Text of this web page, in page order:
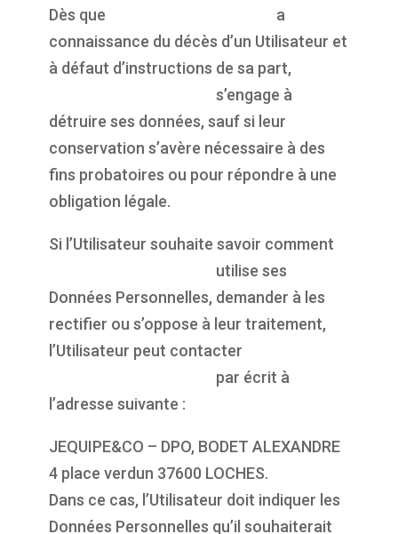
Dès que
a
connaissance du décès d’un Utilisateur et
à défaut d’instructions de sa part,
s’engage à
détruire ses données, sauf si leur
conservation s’avère nécessaire à des
fins probatoires ou pour répondre à une
obligation légale.
Si l’Utilisateur souhaite savoir comment
utilise ses
Données Personnelles, demander à les
rectifier ou s’oppose à leur traitement,
l’Utilisateur peut contacter
par écrit à
l’adresse suivante :
JEQUIPE&CO – DPO, BODET ALEXANDRE
4 place verdun 37600 LOCHES.
Dans ce cas, l’Utilisateur doit indiquer les
Données Personnelles qu’il souhaiterait